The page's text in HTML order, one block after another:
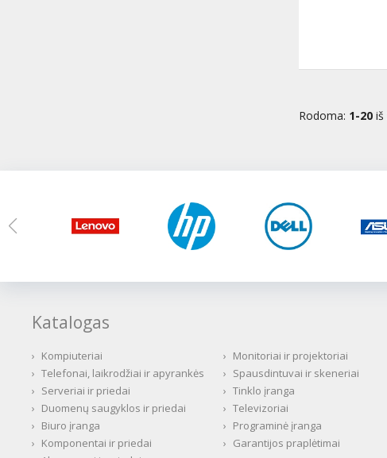
Rodoma: 1-20 iš
Katalogas
› Kompiuteriai › Monitoriai ir projektoriai
› Telefonai, laikrodžiai ir apyrankės › Spausdintuvai ir skeneriai
› Serveriai ir priedai › Tinklo įranga
› Duomenų saugyklos ir priedai › Televizoriai
› Biuro įranga › Programinė įranga
› Komponentai ir priedai › Garantijos praplėtimai